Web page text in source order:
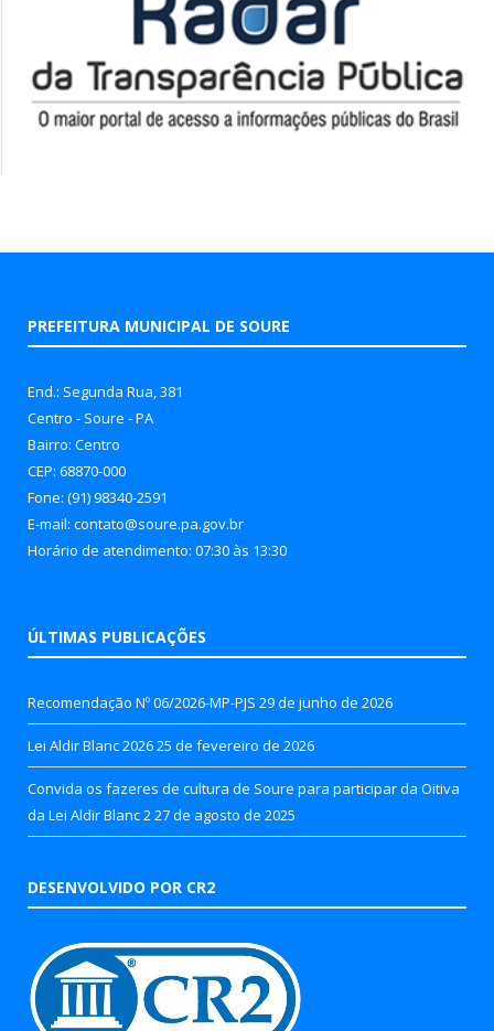
PREFEITURA MUNICIPAL DE SOURE
End.: Segunda Rua, 381
Centro - Soure - PA
Bairro: Centro
CEP: 68870-000
Fone: (91) 98340-2591
E-mail: contato@soure.pa.gov.br
Horário de atendimento: 07:30 às 13:30
ÚLTIMAS PUBLICAÇÕES
Recomendação Nº 06/2026-MP-PJS 29 de junho de 2026
Lei Aldir Blanc 202625 de fevereiro de 2026
Convida os fazeres de cultura de Soure para participar da Oitiva
da Lei Aldir Blanc 2 27 de agosto de 2025
DESENVOLVIDO POR CR2